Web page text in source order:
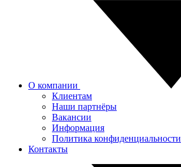
О компании
Клиентам
Наши партнёры
Вакансии
Информация
Политика конфиденциальности
Контакты